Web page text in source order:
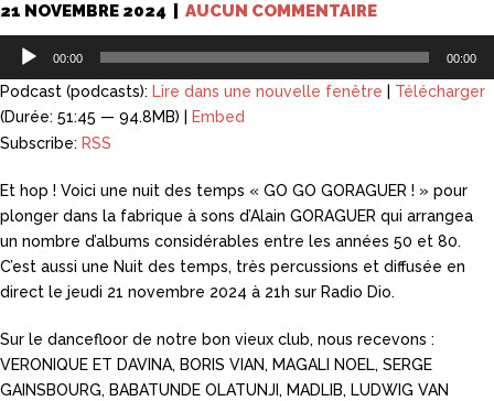
21 NOVEMBRE 2024 AUCUN COMMENTAIRE
Lecteur
00:00 00:00
Podcast (podcasts): Lire dans une nouvelle fenêtre
Télécharger
(Durée: 51:45 — 94.8MB) |
Embed
Subscribe: RSS
Et hop ! Voici une nuit des temps « GO GO GORAGUER ! » pour
plonger dans la fabrique à sons d’Alain GORAGUER qui arrangea
un nombre d’albums considérables entre les années 50 et 80.
C’est aussi une Nuit des temps, très percussions et diffusée en
direct le jeudi 21 novembre 2024 à 21h sur Radio Dio.
Sur le dancefloor de notre bon vieux club, nous recevons :
VERONIQUE ET DAVINA, BORIS VIAN, MAGALI NOEL, SERGE
GAINSBOURG, BABATUNDE OLATUNJI, MADLIB, LUDWIG VAN